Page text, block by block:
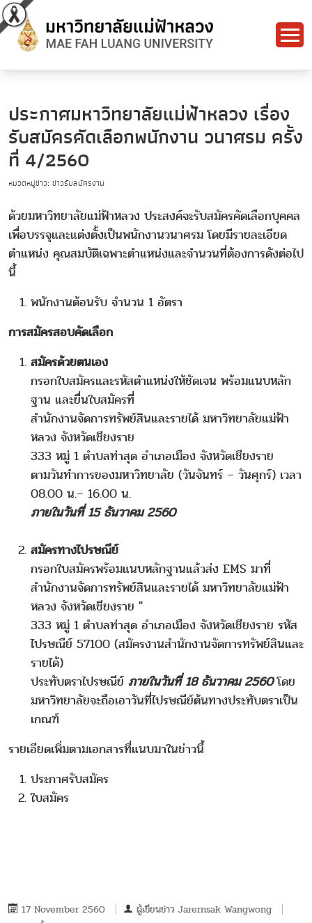
ประกาศมหาวิทยาลัยแม่ฟ้าหลวง เรื่อง
รับสมัครคัดเลือกพนักงาน วนาศรม ครั้ง
ที่ 4/2560
หมวดหมู่ข่าว: ข่าวรับสมัครงาน
ด้วยมหาวิทยาลัยแม่ฟ้าหลวง ประสงค์จะรับสมัครคัดเลือกบุคคล
เพื่อบรรจุและแต่งตั้งเป็นพนักงานวนาศรม โดยมีรายละเอียด
ตำแหน่ง คุณสมบัติเฉพาะตำแหน่งและจำนวนที่ต้องการดังต่อไป
นี้
พนักงานต้อนรับ จำนวน 1 อัตรา
การสมัครสอบคัดเลือก
สมัครด้วยตนเอง
กรอกใบสมัครและรหัสตำแหน่งให้ชัดเจน พร้อมแนบหลัก
ฐาน และยื่นใบสมัครที่
สำนักงานจัดการทรัพย์สินและรายได้ มหาวิทยาลัยแม่ฟ้า
หลวง จังหวัดเชียงราย
333 หมู่ 1 ตำบลท่าสุด อำเภอเมือง จังหวัดเชียงราย
ตามวันทำการของมหาวิทยาลัย (วันจันทร์ – วันศุกร์) เวลา
08.00 น.– 16.00 น.
ภายในวันที่ 15 ธันวาคม 2560
สมัครทางไปรษณีย์
กรอกใบสมัครพร้อมแนบหลักฐานแล้วส่ง EMS มาที่
สำนักงานจัดการทรัพย์สินและรายได้ มหาวิทยาลัยแม่ฟ้า
หลวง จังหวัดเชียงราย "
333 หมู่ 1 ตำบลท่าสุด อำเภอเมือง จังหวัดเชียงราย รหัส
ไปรษณีย์ 57100 (สมัครงานสำนักงานจัดการทรัพย์สินและ
รายได้)
ประทับตราไปรษณีย์ ภายในวันที่ 18 ธันวาคม 2560โดย
มหาวิทยาลัยจะถือเอาวันที่ไปรษณีย์ต้นทางประทับตราเป็น
เกณฑ์
รายเอียดเพิ่มตามเอกสารที่แนบมาในข่าวนี้
ประกาศรับสมัคร
ใบสมัคร
17 November 2560 ผู้เขียนข่าว Jarernsak Wangwong